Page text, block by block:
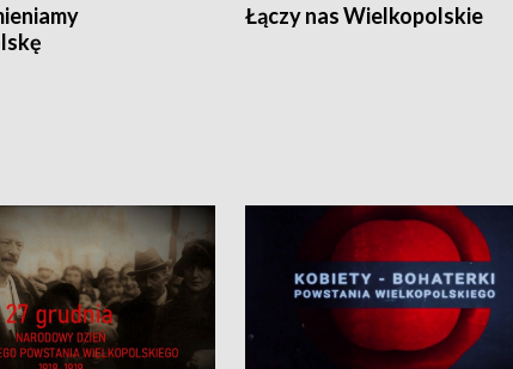
Łączy nas Wielkopolskie